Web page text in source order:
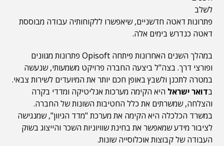
לשלב
פתרונות דאטה חדשניים, שיאפשרו ללקוחותיה עבודה מבוססת
דאטה כנדרש בימים אלה.
במהלך השנים האחרונות פיתחה Opisoft פתרונות מגוונים
ופורצי דרך. בצה"ל ביצעה החברה פרויקט משמעותי, שנעשה
במטרה לתכנן ולשבץ באופן חכם יותר את המיועדים לשירות צבאי.
בדואר ישראל היא הקימה מערכות אנליטיקה ומדדי בקרה
והצלחה, שמשרתים את כלל החטיבות השונות של החברה.
במשרד הכלכלה היא הקימה את מערכת "מדד הגיוון", שמנגישה
לציבור מידע שמאפשר את בחינת שוויוניות השכר והייצוג בשוק
העבודה של קבוצות אוכלוסייה שונות.